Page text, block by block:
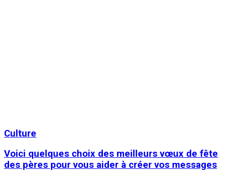
Culture
Voici quelques choix des meilleurs vœux de fête
des pères pour vous aider à créer vos messages